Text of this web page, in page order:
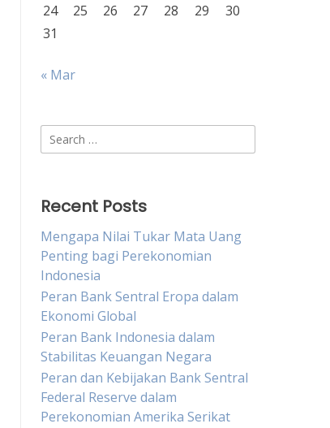
24
25 26 27 28 29
30
31
« Mar
Search
for:
Recent Posts
Mengapa Nilai Tukar Mata Uang
Penting bagi Perekonomian
Indonesia
Peran Bank Sentral Eropa dalam
Ekonomi Global
Peran Bank Indonesia dalam
Stabilitas Keuangan Negara
Peran dan Kebijakan Bank Sentral
Federal Reserve dalam
Perekonomian Amerika Serikat